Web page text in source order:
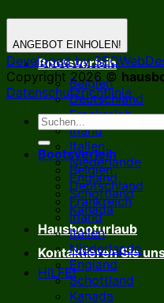
Bootsverleih
Belgien
Deutschland
Frankreich
Irland
Italien
Niederlande
England
Schottland
Kanada
Hausbooturlaub
Kontaktieren Sie
HILFE!
ANGEBOT EINHOLEN!
Developed by
Copyright 2026 ©
Datenschutzrichtlinie
Bootsverleih
Belgien
Deutschland
Frankreich
Irland
Italien
Niederlande
England
Schottland
Kanada